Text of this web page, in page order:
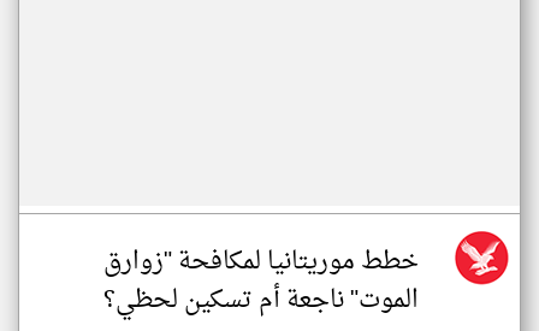
خطط موريتانيا لمكافحة "زوارق
الموت" ناجعة أم تسكين لحظي؟